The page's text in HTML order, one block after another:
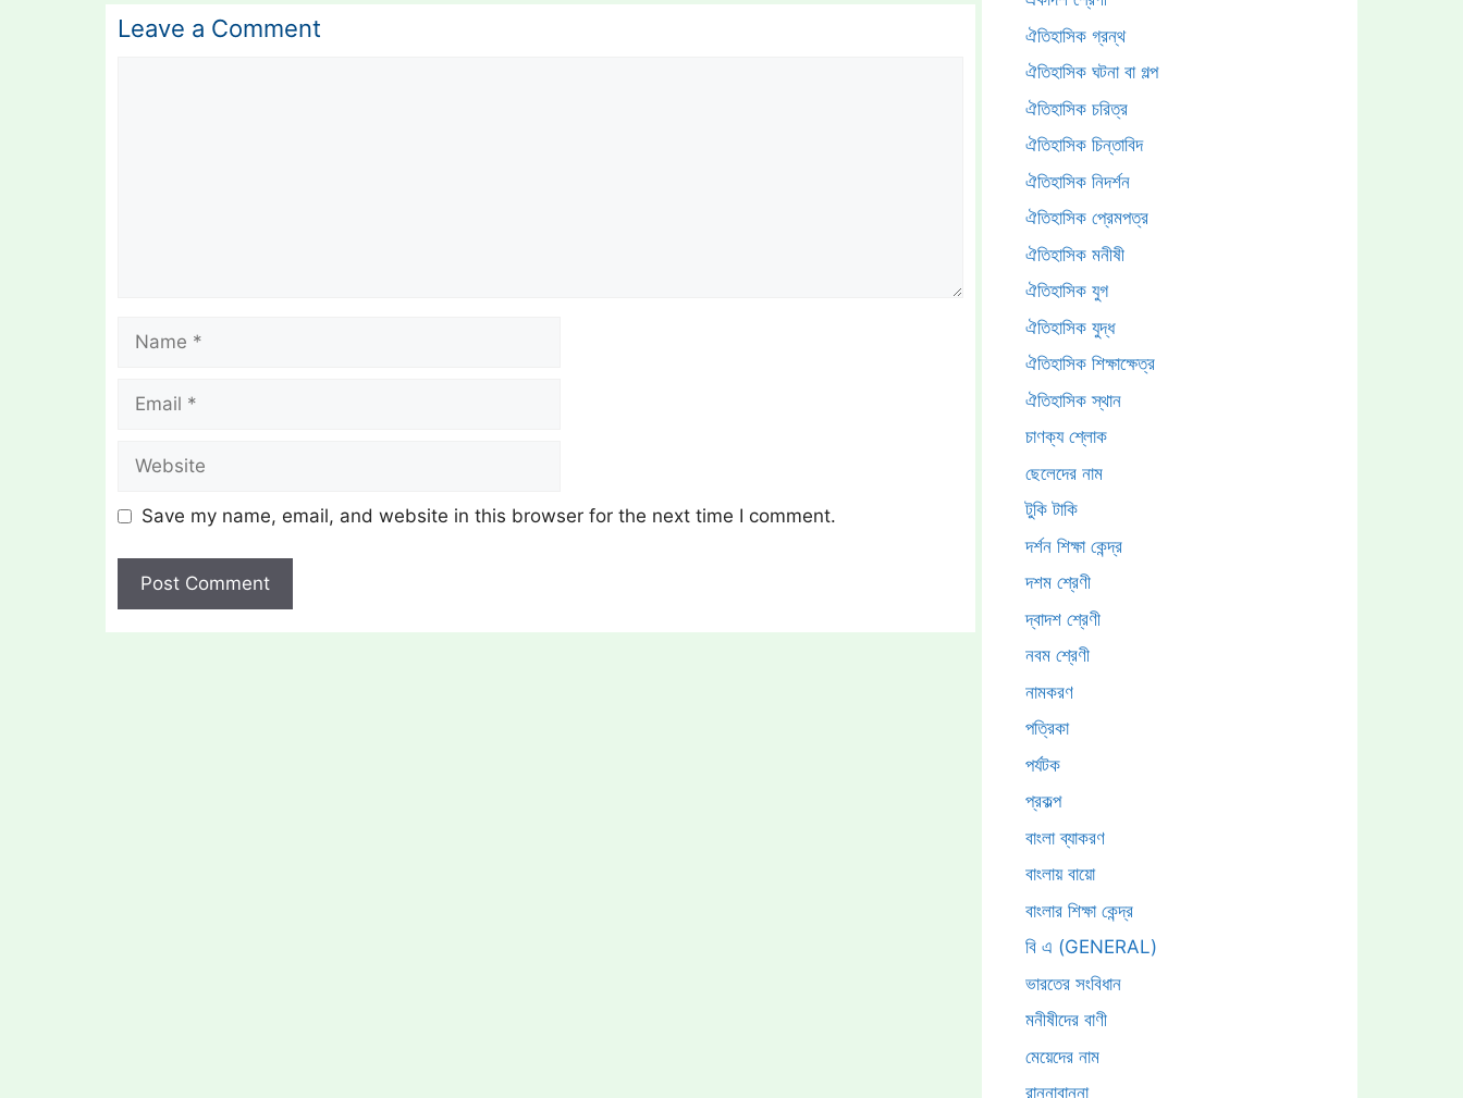
Leave a Comment
Name
Email
Website
Save my name, email, and website in this browser for the next time I comment.
ঐতিহাসিক গ্রন্থ
ঐতিহাসিক ঘটনা বা গল্প
ঐতিহাসিক চরিত্র
ঐতিহাসিক চিন্তাবিদ
ঐতিহাসিক নিদর্শন
ঐতিহাসিক প্রেমপত্র
ঐতিহাসিক মনীষী
ঐতিহাসিক যুগ
ঐতিহাসিক যুদ্ধ
ঐতিহাসিক শিক্ষাক্ষেত্র
ঐতিহাসিক স্থান
চাণক্য শ্লোক
ছেলেদের নাম
টুকি টাকি
দর্শন শিক্ষা কেন্দ্র
দশম শ্রেণী
দ্বাদশ শ্রেণী
নবম শ্রেণী
নামকরণ
পত্রিকা
পর্যটক
প্রকল্প
বাংলা ব্যাকরণ
বাংলায় বায়ো
বাংলার শিক্ষা কেন্দ্র
বি এ (GENERAL)
ভারতের সংবিধান
মনীষীদের বাণী
মেয়েদের নাম
রান্নাবান্না